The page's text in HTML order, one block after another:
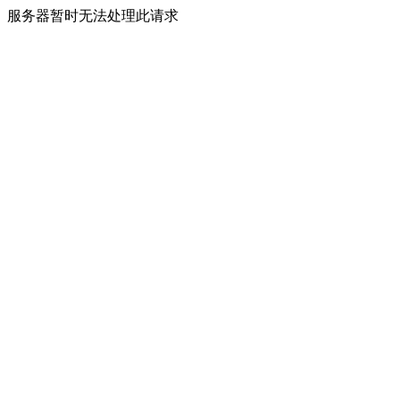
服务器暂时无法处理此请求